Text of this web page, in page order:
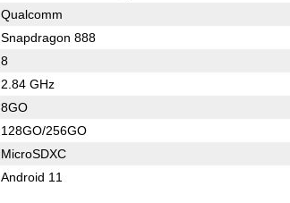
Qualcomm
Snapdragon 888
8
2.84 GHz
8GO
128GO/256GO
MicroSDXC
Android 11